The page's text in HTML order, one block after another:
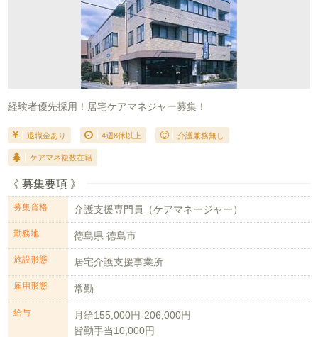
経験者優先採用！居宅ケアマネジャー募集！
退職金あり 4週8休以上 介護兼務無し
ケアマネ複数在籍
《 募集要項 》
募集資格 介護支援専門員（ケアマネージャー）
勤務地 徳島県 徳島市
施設形態 居宅介護支援事業所
雇用形態 常勤
給与
月給155,000円-206,000円
皆勤手当10,000円